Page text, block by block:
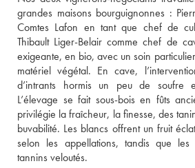
grandes maisons bourguignonnes :
Comtes Lafon en tant que chef de
Thibault Liger-Belair comme chef de
exigeante, en bio, avec un soin
matériel végétal. En cave,
d’intrants hormis un peu de soufre
L’élevage se fait sous-bois en fûts
privilégie la fraîcheur, la finesse, des
buvabilité. Les blancs offrent un fruit
selon les appellations, tandis que les
tannins veloutés.